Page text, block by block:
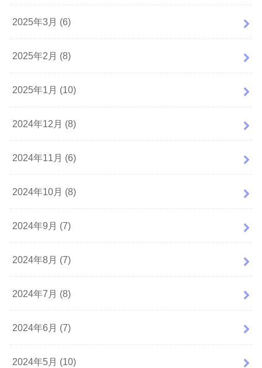
2025年3月 (6)
2025年2月 (8)
2025年1月 (10)
2024年12月 (8)
2024年11月 (6)
2024年10月 (8)
2024年9月 (7)
2024年8月 (7)
2024年7月 (8)
2024年6月 (7)
2024年5月 (10)